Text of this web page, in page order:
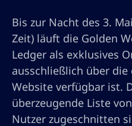
Bis zur Nacht des 3.
Zeit) läuft die Golden
Ledger als exklusives
ausschließlich über die
Website verfügbar ist.
überzeugende Liste
Nutzer zugeschnitten